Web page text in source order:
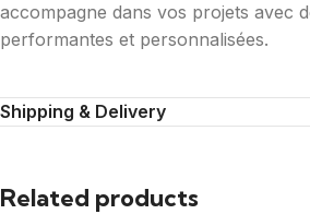
accompagne dans vos projets avec
performantes et personnalisées.
Shipping & Delivery
Related products